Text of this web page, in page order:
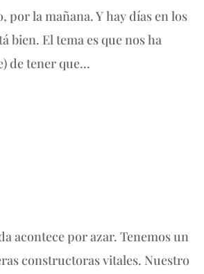
por la mañana. Y hay días en los
bien. El tema es que nos ha
de tener que...
acontece por azar. Tenemos un
constructoras vitales. Nuestro